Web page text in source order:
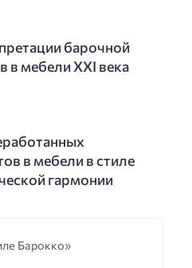
барочной
в мебели XXI века
в мебели в стиле
гармонии
Барокко»